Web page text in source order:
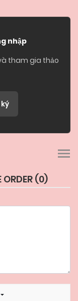
nhập
tham gia thảo
(0)